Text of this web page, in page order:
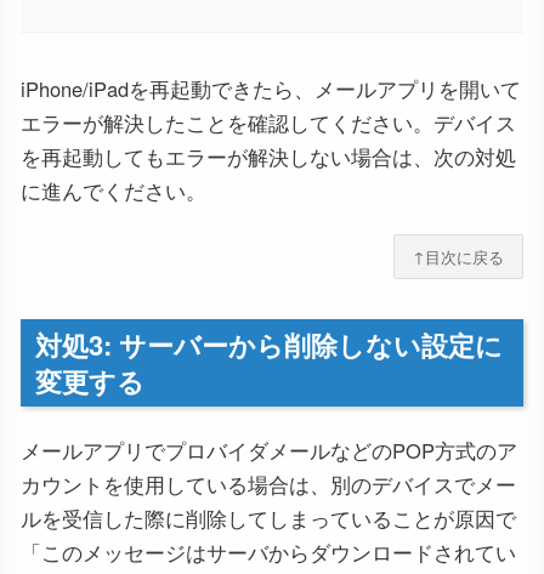
iPhone/iPadを再起動できたら、メールアプリを開いて
エラーが解決したことを確認してください。デバイス
を再起動してもエラーが解決しない場合は、次の対処
に進んでください。
↑目次に戻る
対処3: サーバーから削除しない設定に
変更する
メールアプリでプロバイダメールなどのPOP方式のア
カウントを使用している場合は、別のデバイスでメー
ルを受信した際に削除してしまっていることが原因で
「このメッセージはサーバからダウンロードされてい